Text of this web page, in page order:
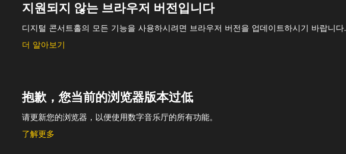
지원되지 않는 브라우저 버전입니다
디지털 콘서트홀의 모든 기능을 사용하시려면 브라우저 버전을 업데이트하시기 바랍니다.
더 알아보기
抱歉，您当前的浏览器版本过低
请更新您的浏览器，以便使用数字音乐厅的所有功能。
了解更多